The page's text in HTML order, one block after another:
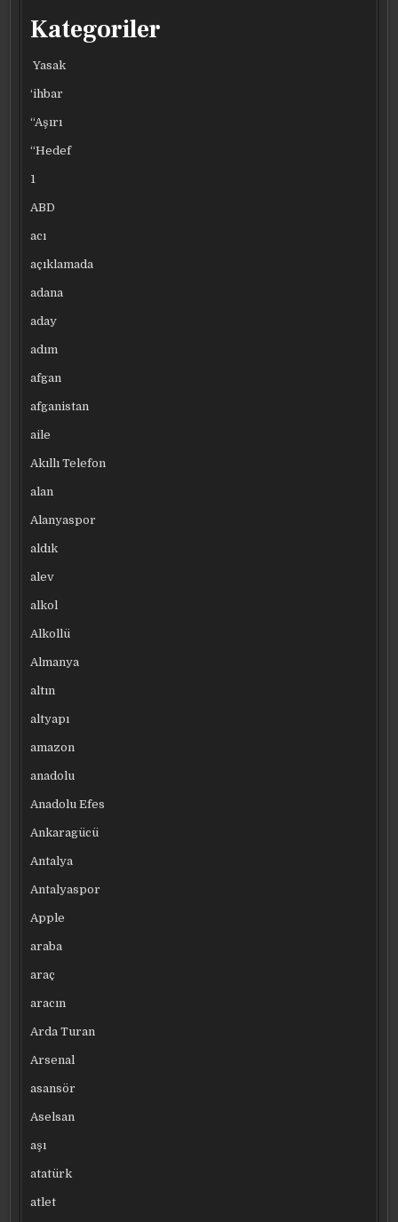
Kategoriler
Yasak
‘ihbar
“Aşırı
“Hedef
1
ABD
acı
açıklamada
adana
aday
adım
afgan
afganistan
aile
Akıllı Telefon
alan
Alanyaspor
aldık
alev
alkol
Alkollü
Almanya
altın
altyapı
amazon
anadolu
Anadolu Efes
Ankaragücü
Antalya
Antalyaspor
Apple
araba
araç
aracın
Arda Turan
Arsenal
asansör
Aselsan
aşı
atatürk
atlet